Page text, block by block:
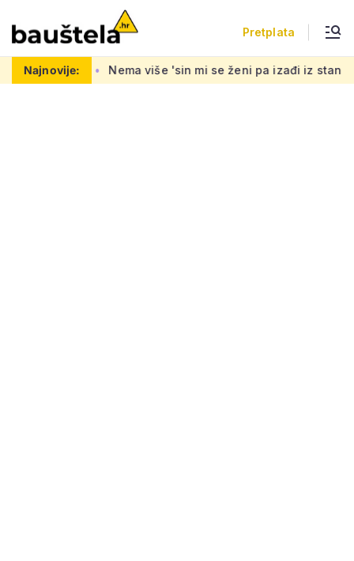
Pretplata
Najnovije:Nema više 'sin mi se ženi pa izađi iz stana', ali